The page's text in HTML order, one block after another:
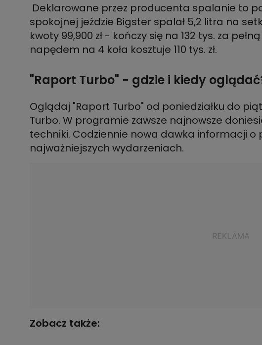
Deklarowane przez producenta spalanie to
spokojnej jeździe Bigster spalał 5,2 litra na
kwoty 99,900 zł - kończy się na 132 tys. za
napędem na 4 koła kosztuje 110 tys. zł.
"Raport Turbo" - gdzie i kiedy
Oglądaj "Raport Turbo" od poniedziałku do
Turbo. W programie zawsze najnowsze
techniki. Codziennie nowa dawka informacji
najważniejszych wydarzeniach.
Zobacz także: